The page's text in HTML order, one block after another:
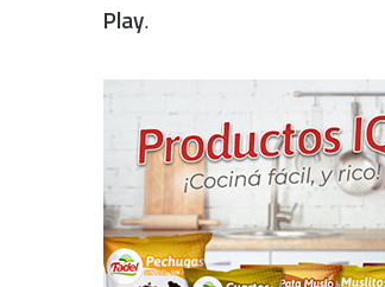
Play.